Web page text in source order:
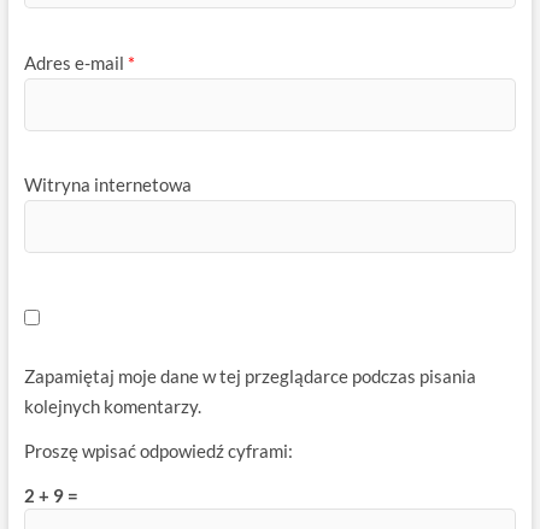
Adres e-mail *
Witryna internetowa
Zapamiętaj moje dane w tej przeglądarce podczas pisania
kolejnych komentarzy.
Proszę wpisać odpowiedź cyframi:
2 + 9 =